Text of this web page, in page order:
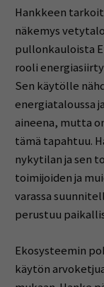
Hankkeen
näkemys
pullonkauloista
rooli
Sen käytölle
energiataloussa
aineena, mutta
tämä tapahtuu.
nykytilan ja sen
toimijoiden ja
varassa
perustuu
Ekosysteemin
käytön